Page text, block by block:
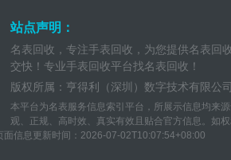
站点声明：
名表回收，专注手表回收，为您提供名表回
交快！专业手表回收平台找名表回收！
版权所属：亨得利（深圳）数字技术有限公
本平台为名表服务信息索引平台，所展示信息均来
观、正规、高时效、真实有效且贴合官方信息。如
信息更新时间：2026-07-02T10:07:54+08:00